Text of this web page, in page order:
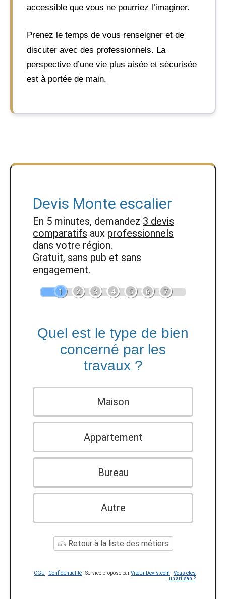
accessible que vous ne pourriez l’imaginer.
Prenez le temps de vous renseigner et de
discuter avec des professionnels. La
perspective d’une vie plus aisée et sécurisée
est à portée de main.
Devis Monte escalier
En 5 minutes, demandez 3 devis
comparatifs aux professionnels
dans votre région.
Gratuit, sans pub et sans
engagement.
1 2 3 4 5 6 7
Quel est le type de bien
concerné par les
travaux ?
Maison
Appartement
Bureau
Autre
Retour à la liste des métiers
CGU - Confidentialité- Service proposé parViteUnDevis.com -Vous êtes
un artisan ?